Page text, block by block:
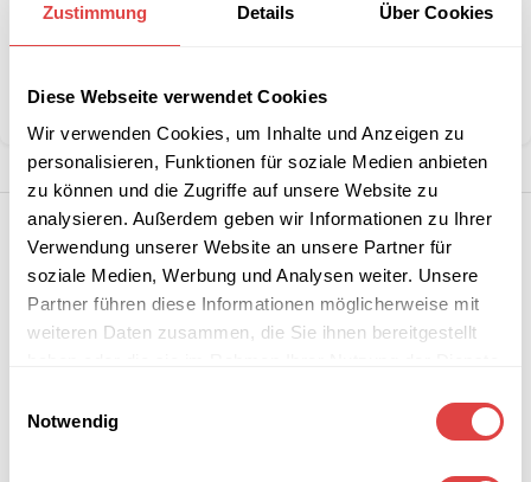
Zustimmung Details Über Cookies
Diese Webseite verwendet Cookies
Wir verwenden Cookies, um Inhalte und Anzeigen zu
personalisieren, Funktionen für soziale Medien anbieten
zu können und die Zugriffe auf unsere Website zu
analysieren. Außerdem geben wir Informationen zu Ihrer
Verwendung unserer Website an unsere Partner für
soziale Medien, Werbung und Analysen weiter. Unsere
Partner führen diese Informationen möglicherweise mit
weiteren Daten zusammen, die Sie ihnen bereitgestellt
Notwendig
Kategorien: Schulmöbel
Teilen: